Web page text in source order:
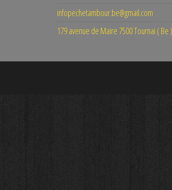
infopechetambour.be@gmail.com
179 avenue de Maire 7500 Tournai ( Be )